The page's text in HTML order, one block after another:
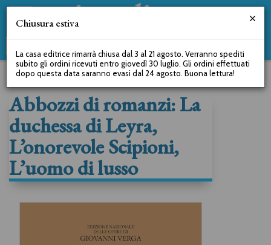
Abbozzi di romanzi: La
duchessa di Leyra,
L’onorevole Scipioni,
L’uomo di lusso
Chiusura estiva
La casa editrice rimarrà chiusa dal 3 al 21 agosto. Verranno spediti
subito gli ordini ricevuti entro giovedì 30 luglio. Gli ordini effettuati
dopo questa data saranno evasi dal 24 agosto. Buona lettura!